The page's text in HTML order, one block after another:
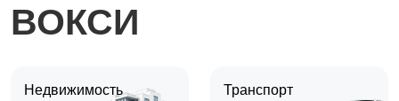
ВОКСИ
Недвижимость Транспорт